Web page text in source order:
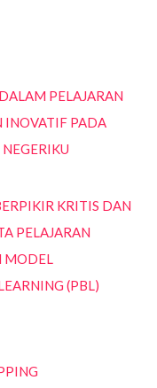
PELAJARAN
INOVATIF PADA
KRITIS DAN
PELAJARAN
MODEL
(PBL)